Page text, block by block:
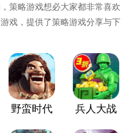
策略游戏想必大家都非常喜欢
戏，提供了策略游戏分享与下
野蛮时代 兵人大战